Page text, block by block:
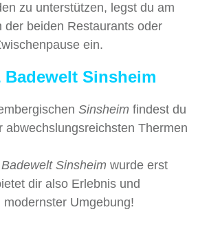
zu unterstützen, legst du am
der beiden Restaurants oder
ein.
Badewelt Sinsheim
Sinsheim findest du
abwechslungsreichsten Thermen
Sinsheim wurde erst
dir also Erlebnis und
Umgebung!